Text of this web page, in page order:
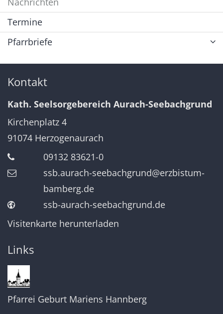
Termine
Pfarrbriefe
Kontakt
Kath. Seelsorgebereich Aurach-Seebachgrund
Kirchenplatz 4
91074 Herzogenaurach
09132 83621-0
ssb.aurach-seebachgrund@erzbistum-
bamberg.de
ssb-aurach-seebachgrund.de
Visitenkarte herunterladen
Links
Pfarrei Geburt Mariens Hannberg